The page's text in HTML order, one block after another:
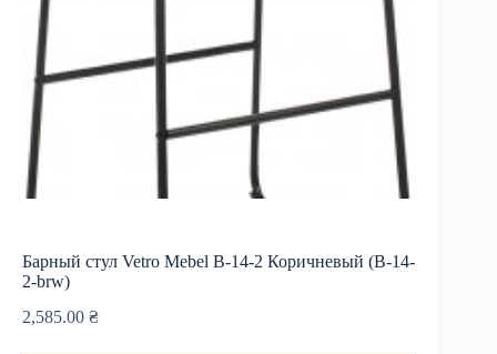
Барный стул Vetro Mebel В-14-2 Коричневый (В-14-
2-brw)
2,585.00 ₴